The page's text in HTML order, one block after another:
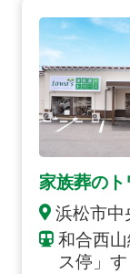
家族葬のト
浜松市中
和合西
ス停」す